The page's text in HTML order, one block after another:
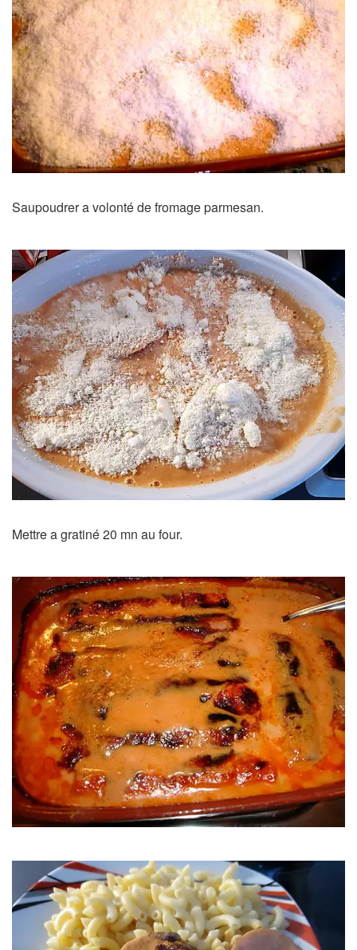
Saupoudrer a volonté de fromage parmesan.
Mettre a gratiné 20 mn au four.